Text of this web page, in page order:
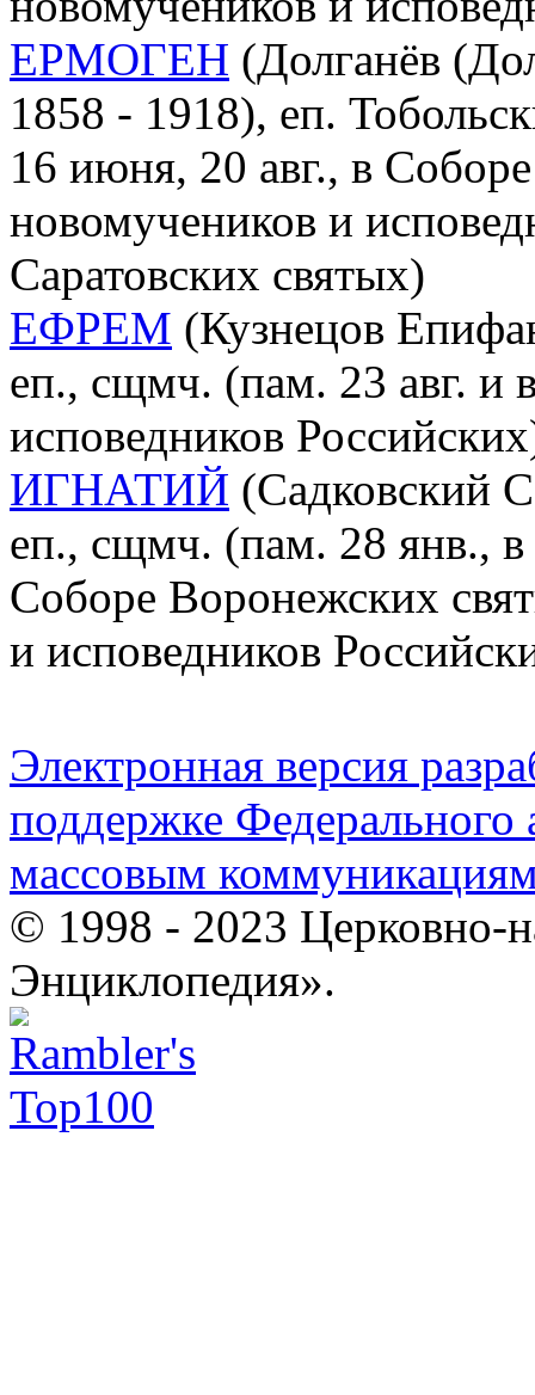
ЕРМОГЕН (Долганёв
1858 - 1918), еп.
16 июня, 20 авг., в
новомучеников и
Саратовских святых)
ЕФРЕМ (Кузнецов
еп., сщмч. (пам. 23 авг. и
исповедников
ИГНАТИЙ (Садковский
еп., сщмч. (пам. 28 янв., в
Соборе Воронежских
и исповедников
Электронная версия
поддержке Федерального
массовым
© 1998 - 2023 Церковно-
Энциклопедия».